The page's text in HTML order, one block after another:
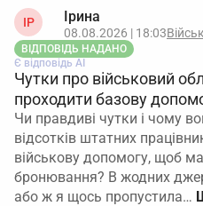
ІР Ірина
08.08.2026 | 18:03
ВІДПОВІДЬ НАДАНО
Є відповідь АІ
Чутки про військовий
проходити базову
Чи правдиві чутки і чому
відсотків штатних
військову допомогу, щоб
бронювання? В жодних
або ж я щось пропустила…